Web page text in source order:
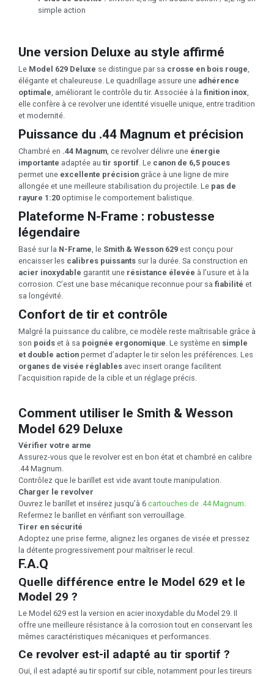
simple action
Une version Deluxe au style affirmé
Le Model 629 Deluxe se distingue par sa crosse en bois rouge,
élégante et chaleureuse. Le quadrillage assure une adhérence
optimale, améliorant le contrôle du tir. Associée à la finition inox,
elle confère à ce revolver une identité visuelle unique, entre tradition
et modernité.
Puissance du .44 Magnum et précision
Chambré en .44 Magnum, ce revolver délivre une énergie
importante adaptée au tir sportif. Le canon de 6,5 pouces
permet une excellente précision grâce à une ligne de mire
allongée et une meilleure stabilisation du projectile. Le pas de
rayure 1:20 optimise le comportement balistique.
Plateforme N-Frame : robustesse
légendaire
Basé sur la N-Frame , le Smith & Wesson 629 est conçu pour
encaisser les calibres puissants sur la durée. Sa construction en
acier inoxydable garantit une résistance élevée à l’usure et à la
corrosion. C’est une base mécanique reconnue pour sa fiabilité et
sa longévité.
Confort de tir et contrôle
Malgré la puissance du calibre, ce modèle reste maîtrisable grâce à
son poids et à sa poignée ergonomique . Le système en simple
et double action permet d’adapter le tir selon les préférences. Les
organes de visée réglables avec insert orange facilitent
l’acquisition rapide de la cible et un réglage précis.
Comment utiliser le Smith & Wesson
Model 629 Deluxe
Vérifier votre arme
Assurez-vous que le revolver est en bon état et chambré en calibre
.44 Magnum.
Contrôlez que le barillet est vide avant toute manipulation.
Charger le revolver
Ouvrez le barillet et insérez jusqu’à 6 cartouches de .44 Magnum.
Refermez le barillet en vérifiant son verrouillage.
Tirer en sécurité
Adoptez une prise ferme, alignez les organes de visée et pressez
la détente progressivement pour maîtriser le recul.
F.A.Q
Quelle différence entre le Model 629 et le
Model 29 ?
Le Model 629 est la version en acier inoxydable du Model 29. Il
offre une meilleure résistance à la corrosion tout en conservant les
mêmes caractéristiques mécaniques et performances.
Ce revolver est-il adapté au tir sportif ?
Oui, il est adapté au tir sportif sur cible, notamment pour les tireurs